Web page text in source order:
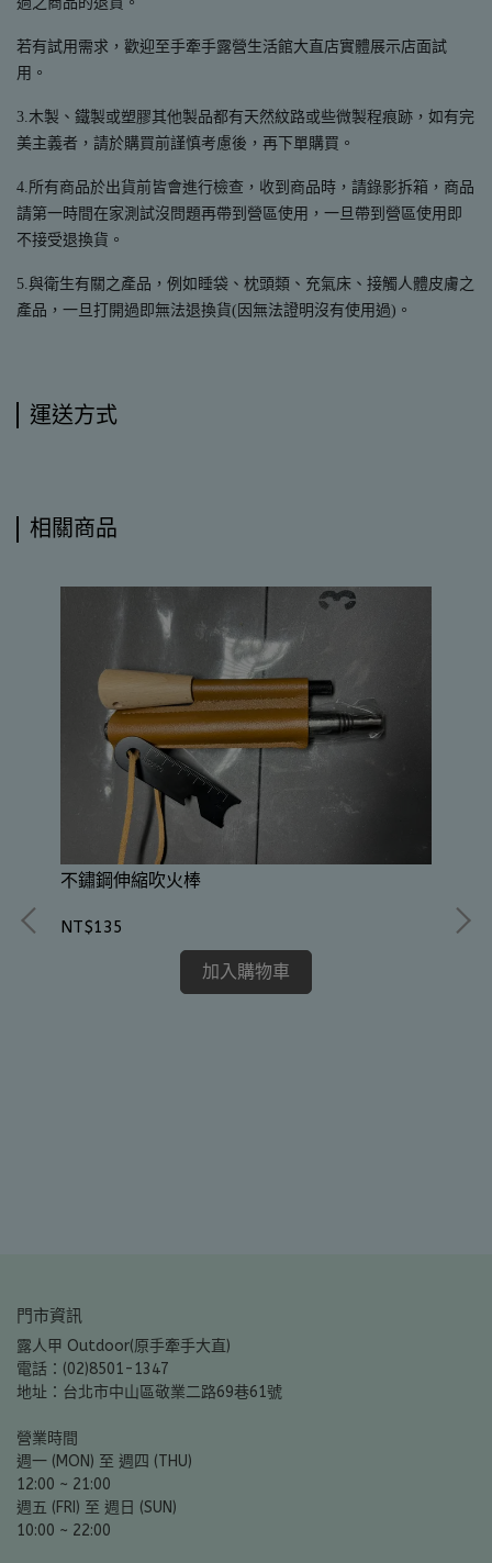
若有試用需求，歡迎至手牽手露營生活館大直店實體展示店面試
用。
3.木製、鐵製或塑膠其他製品都有天然紋路或些微製程痕跡，如有完
美主義者，請於購買前謹慎考慮後，再下單購買。
4.所有商品於出貨前皆會進行檢查，收到商品時，請錄影拆箱，商品
請第一時間在家測試沒問題再帶到營區使用，一旦帶到營區使用即
不接受退換貨。
5.與衛生有關之產品，例如睡袋、枕頭類、充氣床、接觸人體皮膚之
產品，一旦打開過即無法退換貨(因無法證明沒有使用過)。
運送方式
相關商品
不鏽鋼伸縮吹火棒
NT$135
加入購物車
門市資訊
露人甲 Outdoor(原手牽手大直)
電話：(02)8501-1347
地址：台北市中山區敬業二路69巷61號
營業時間
週一 (MON) 至 週四 (THU)
12:00 ~ 21:00
週五 (FRI) 至 週日 (SUN)
10:00 ~ 22:00